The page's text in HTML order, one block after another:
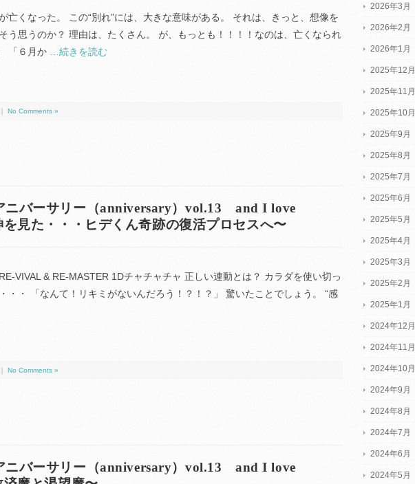
亡くなった。 この“別れ”には、大きな意味がある。 それは、きっと、想像を
う思うのか？ 理由は、たくさん。 が、もっとも！！！！なのは、亡くなられ
「６月か …続きを読む
No Comments »
ニバーサリー（anniversary）vol.13 and I love
見た・・・ヒデくん奇跡の復活プロセスへ〜
VIVAL & RE-MASTER 1Dチャチャチャ 正しい連動とは？ カラダを使い切っ
・・ 「なんて！リキミがないんだろう！？！？」 驚いたことでしょう。 “感
No Comments »
ニバーサリー（anniversary）vol.13 and I love
2026年3月
2026年2月
2026年1月
2025年12月
2025年11月
2025年10月
2025年9月
2025年8月
2025年7月
2025年6月
2025年5月
2025年4月
2025年3月
2025年2月
2025年1月
2024年12月
2024年11月
2024年10月
2024年9月
2024年8月
2024年7月
2024年6月
2024年5月